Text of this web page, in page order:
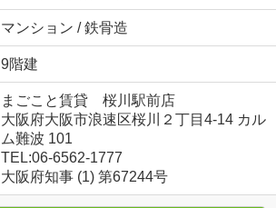
マンション / 鉄骨造
9階建
まごこと賃貸 桜川駅前店
大阪府大阪市浪速区桜川２丁目4-14 カル
ム難波 101
TEL:06-6562-1777
大阪府知事 (1) 第67244号